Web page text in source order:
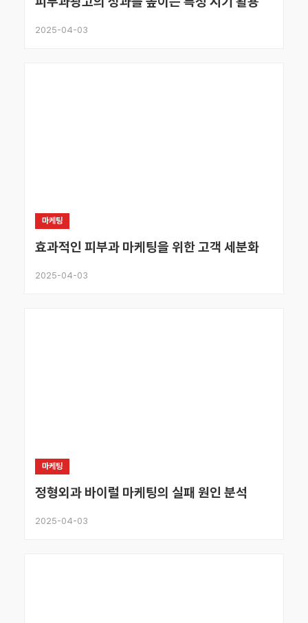
2025-04-03
마케팅
효과적인 피부과 마케팅을 위한 고객 세분화
2025-04-03
마케팅
정형외과 바이럴 마케팅의 실패 원인 분석
2025-04-03